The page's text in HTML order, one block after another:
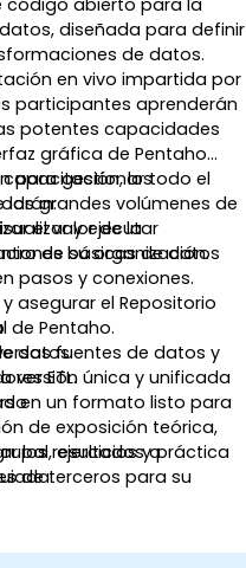
diseñada para definir
de datos.
en vivo impartida por
participantes aprenderán
potentes capacidades
gráfica de Pentaho
para gestionar todo el
los grandes volúmenes de
el valor de la
de su organización.
capacitación, los
y ejecutar
básicas de datos
pasos y conexiones.
asegurar el Repositorio
de Pentaho.
fuentes de datos y
versión única y unificada
en un formato listo para
los resultados a
de terceros para su
datos.
ETL.
de exposición teórica,
ejercicios y práctica